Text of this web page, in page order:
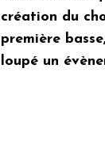
création du
première
loupé un